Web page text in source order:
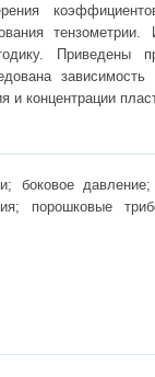
тензометрии.
Приведены
зависимость
и концентрации
боковое
порошковые